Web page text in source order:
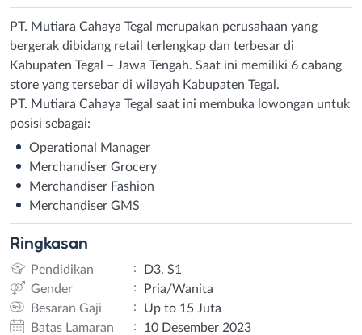
PT. Mutiara Cahaya Tegal merupakan perusahaan yang
bergerak dibidang retail terlengkap dan terbesar di
Kabupaten Tegal – Jawa Tengah. Saat ini memiliki 6 cabang
store yang tersebar di wilayah Kabupaten Tegal.
PT. Mutiara Cahaya Tegal saat ini membuka lowongan untuk
posisi sebagai:
Operational Manager
Merchandiser Grocery
Merchandiser Fashion
Merchandiser GMS
Ringkasan
Pendidikan :
D3, S1
Gender
:
Pria/Wanita
Besaran Gaji
:
Up to 15 Juta
Batas Lamaran
:
10 Desember 2023